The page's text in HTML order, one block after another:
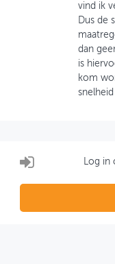
THEMASITES
MIJN PROFIEL
GEBRUIKER
vind ik
Dus de
dan
is
kom
Log in